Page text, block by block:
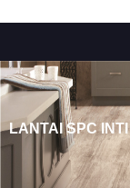
LANTAI SPC